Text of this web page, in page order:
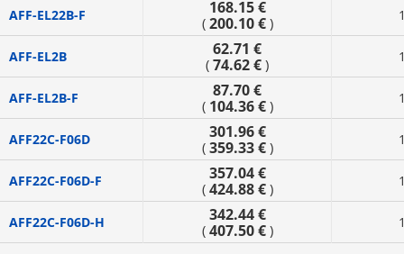
AFF-EL22B-F 168.15 €
( 200.10 €)
AFF-EL2B 62.71 €
( 74.62 € )
AFF-EL2B-F 87.70 €
( 104.36 €)
AFF22C-F06D 301.96 €
( 359.33 €)
AFF22C-F06D-F 357.04 €
( 424.88 €)
AFF22C-F06D-H 342.44 €
( 407.50 €)